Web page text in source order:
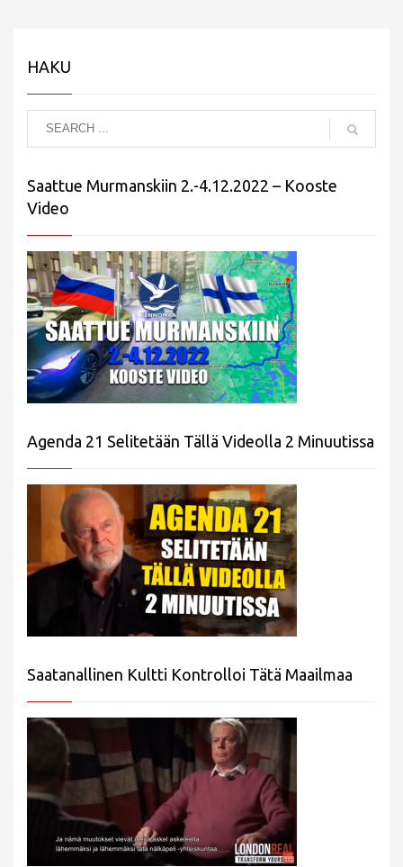
HAKU
Saattue Murmanskiin 2.-4.12.2022 – Kooste
Video
Agenda 21 Selitetään Tällä Videolla 2 Minuutissa
Saatanallinen Kultti Kontrolloi Tätä Maailmaa